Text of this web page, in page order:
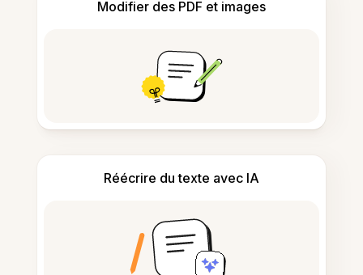
Modifier des PDF et images
Réécrire du texte avec IA